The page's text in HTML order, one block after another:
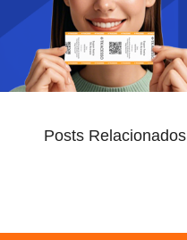
Posts Relacionados